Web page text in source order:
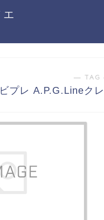
― TAG
プレ A.P.G.Lineク